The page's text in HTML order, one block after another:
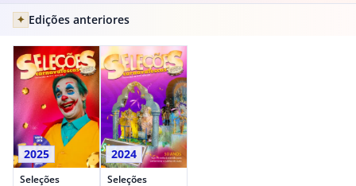
✦ Edições anteriores
2025
Seleções
2024
Seleções